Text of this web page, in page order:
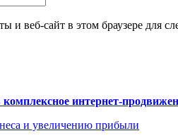
и веб-сайт в этом браузере для
интернет-
и увеличению прибыли